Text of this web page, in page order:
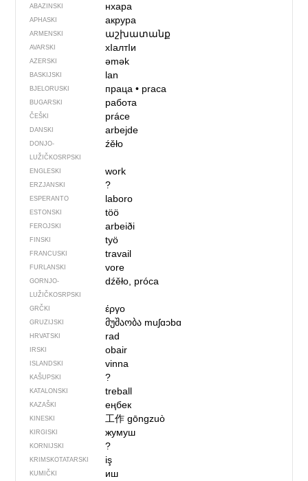
ABAZINSKI нхара
APHASKI акрура
ARMENSKI աշխատանք
AVARSKI хIалтIи
AZERSKI əmək
BASKIJSKI lan
BJELORUSKI праца• praca
BUGARSKI работа
ČEŠKI práce
DANSKI arbejde
DONJO­
LUŽIČKOSRPSKI
źěło
ENGLESKI work
ERZJANSKI ?
ESPERANTO laboro
ESTONSKI töö
FEROJSKI arbeiði
FINSKI työ
FRANCUSKI travail
FURLANSKI vore
GORNJO­
LUŽIČKOSRPSKI
dźěło, próca
GRČKI έργο
GRUZIJSKI მუშაობა muʃɑɔbɑ
HRVATSKI rad
IRSKI obair
ISLANDSKI vinna
KAŠUPSKI ?
KATALONSKI treball
KAZAŠKI еңбек
KINESKI 工作gōngzuò
KIRGISKI жумуш
KORNIJSKI ?
KRIMSKOTATARSKI iş
KUMIČKI иш